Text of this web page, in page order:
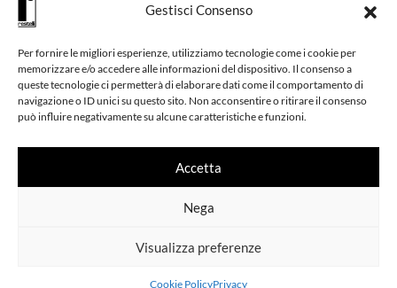
Gestisci Consenso
Per fornire le migliori esperienze, utilizziamo tecnologie come i cookie per
memorizzare e/o accedere alle informazioni del dispositivo. Il consenso a
queste tecnologie ci permetterà di elaborare dati come il comportamento di
navigazione o ID unici su questo sito. Non acconsentire o ritirare il consenso
può influire negativamente su alcune caratteristiche e funzioni.
Accetta
Nega
Visualizza preferenze
Cookie PolicyPrivacy
Condizioni di vendita
Cookie Policy (UE)
RAPIDE
RESI
FACILI
ASSISTENZA
©2026 Restelli SRL P.Iva/CF 11851130960